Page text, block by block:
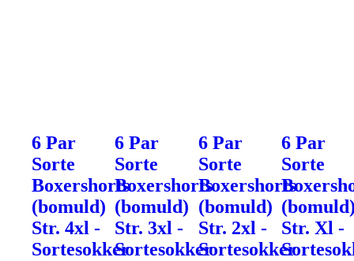
6 Par
Sorte
Boxershorts
(bomuld)
Str. 4xl -
Sortesokker
6 Par
Sorte
Boxershorts
(bomuld)
Str. 3xl -
Sortesokker
6 Par
Sorte
Boxershorts
(bomuld)
Str. 2xl -
Sortesokker
6 Par
Sorte
Str. Xl -